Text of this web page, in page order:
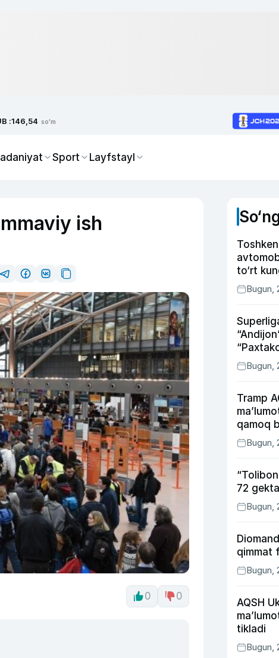
:146,54 so'm
Sport Layfstayl
ish
0 0
to‘rt
Bugun,
bahsda
chiqardi
Bugun,
Tramp
qamoq
Bugun,
72
Bugun,
qimmat
Bugun,
AQSH
tikladi
Bugun,